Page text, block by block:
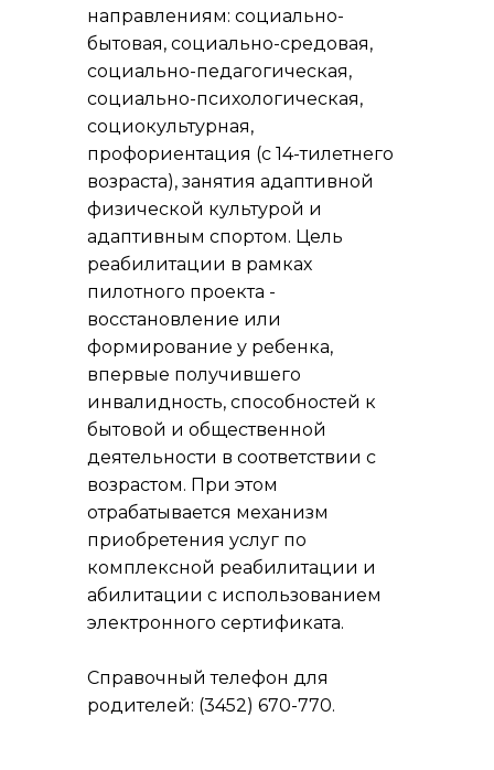
направлениям: социально-
бытовая, социально-средовая,
социально-педагогическая,
социально-психологическая,
социокультурная,
профориентация (с 14-тилетнего
возраста), занятия адаптивной
физической культурой и
адаптивным спортом. Цель
реабилитации в рамках
пилотного проекта -
восстановление или
формирование у ребенка,
впервые получившего
инвалидность, способностей к
бытовой и общественной
деятельности в соответствии с
возрастом. При этом
отрабатывается механизм
приобретения услуг по
комплексной реабилитации и
абилитации с использованием
электронного сертификата.
Справочный телефон для
родителей: (3452) 670-770.